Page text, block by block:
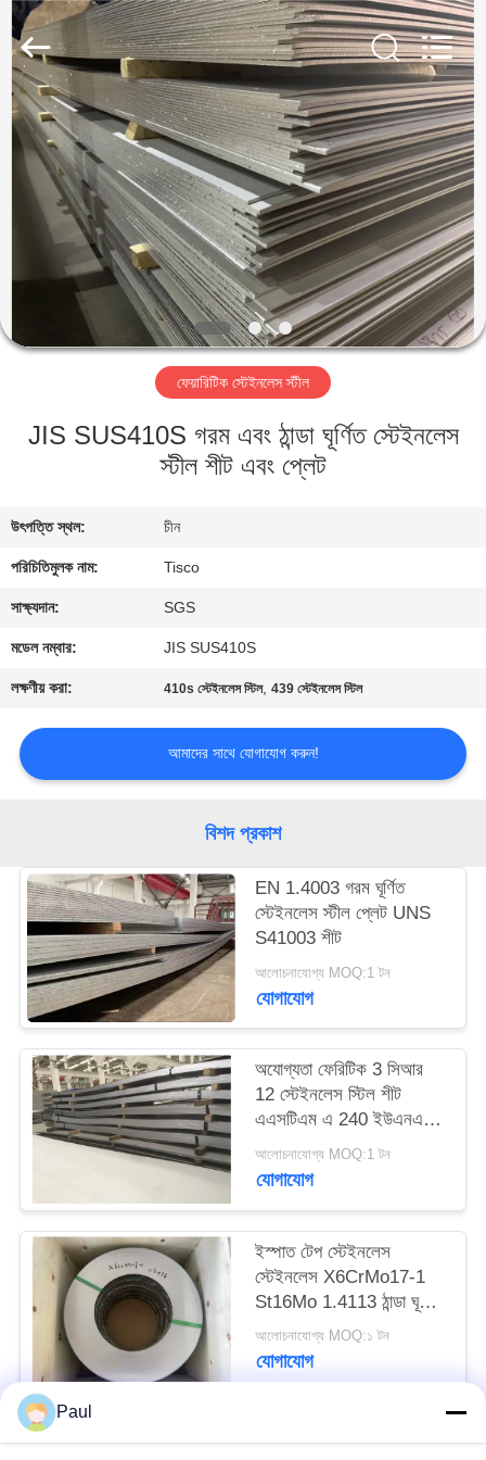
বাড়ি
পণ্য
ভিডিও
আমাদের
সম্পর্কে
কারখানা
মান
নিয়ন্ত্রণ
যোগাযোগ
করুন
উদ্ধৃতির
জন্য
সাইট
ম্যাপ
PRIVACY
POLICY
Guanglu
Special
Steel
Co.,
Rights
Reserved.
ফেয়ারিটিক স্টেইনলেস স্টীল
JIS SUS410S গরম এবং ঠান্ডা ঘূর্ণিত স্টেইনলেস
স্টীল শীট এবং প্লেট
উৎপত্তি স্থল: চীন
পরিচিতিমুলক নাম: Tisco
সাক্ষ্যদান: SGS
মডেল নম্বার: JIS SUS410S
লক্ষণীয় করা: 410s স্টেইনলেস স্টিল,439 স্টেইনলেস স্টিল
আমাদের সাথে যোগাযোগ করুন!
বিশদ প্রকাশ
EN 1.4003 গরম ঘূর্ণিত
স্টেইনলেস স্টীল প্লেট UNS
S41003 শীট
আলোচনাযোগ্য MOQ:1 টন
যোগাযোগ
অযোগ্যতা ফেরিটিক 3 সিআর
12 স্টেইনলেস স্টিল শীট
এএসটিএম এ 240 ইউএনএস
এস 41003 এন 1.4003
আলোচনাযোগ্য MOQ:1 টন
যোগাযোগ
ইস্পাত টেপ স্টেইনলেস
স্টেইনলেস X6CrMo17-1
St16Mo 1.4113 ঠান্ডা ঘূর্ণিত
ইস্পাত স্ট্রিপ
আলোচনাযোগ্য MOQ:১ টন
যোগাযোগ
Paul